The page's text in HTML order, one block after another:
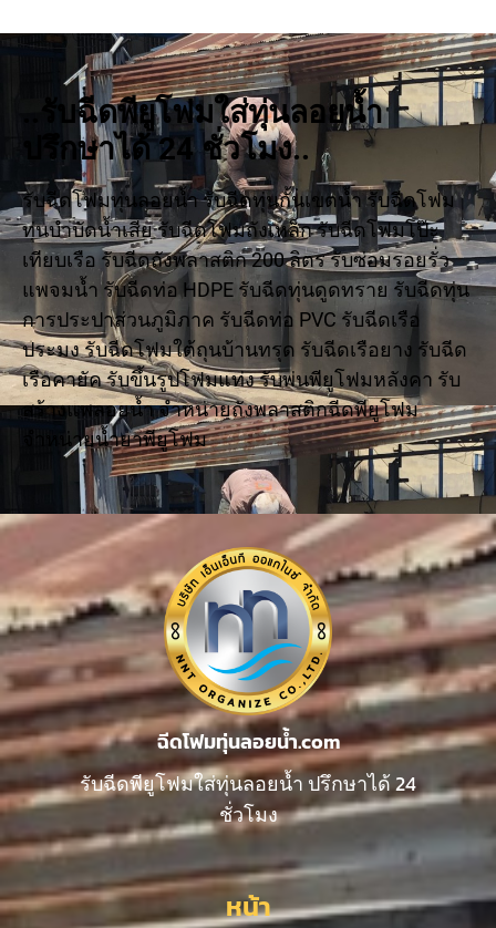
..รับฉีดพียูโฟมใส่ทุ่นลอยน้ำ
ปรึกษาได้ 24 ชั่วโมง..
รับฉีดโฟมทุ่นลอยน้ำ รับฉีดทุ่นกั้นเขตน้ำ รับฉีดโฟม
ทุ่นบำบัดน้ำเสีย รับฉีดโฟมถังเหล็ก รับฉีดโฟมโป๊ะ
เทียบเรือ รับฉีดถังพลาสติก 200 ลิตร รับซ่อมรอยรั่ว
แพจมน้ำ รับฉีดท่อ HDPE รับฉีดทุ่นดูดทราย รับฉีดทุ่น
การประปาส่วนภูมิภาค รับฉีดท่อ PVC รับฉีดเรือ
ประมง รับฉีดโฟมใต้ถุนบ้านทรุด รับฉีดเรือยาง รับฉีด
เรือคายัค รับขึ้นรูปโฟมแท่ง รับพ่นพียูโฟมหลังคา รับ
สร้างแพลอยน้ำ จำหน่ายถังพลาสติกฉีดพียูโฟม
จำหน่ายน้ำยาพียูโฟม
ฉีดโฟมทุ่นลอยน้ำ.com
รับฉีดพียูโฟมใส่ทุ่นลอยน้ำ ปรึกษาได้ 24
ชั่วโมง
หน้า